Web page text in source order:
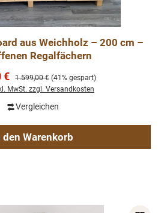
aus Weichholz – 200 cm –
Regalfächern
€ Regulärer Preis:
1.599,00 € (41% gespart)
MwSt. zzgl. Versandkosten
Vergleichen
den Warenkorb